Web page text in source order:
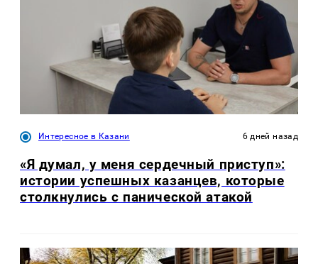
Интересное в Казани 6 дней назад
«Я думал, у меня сердечный приступ»:
истории успешных казанцев, которые
столкнулись с панической атакой